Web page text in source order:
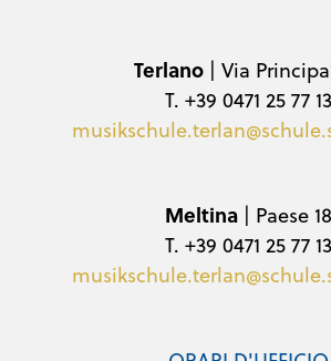
Terlano | Via
T. +39 0471 25 77 13
Meltina| Paese 18
T. +39 0471 25 77 13